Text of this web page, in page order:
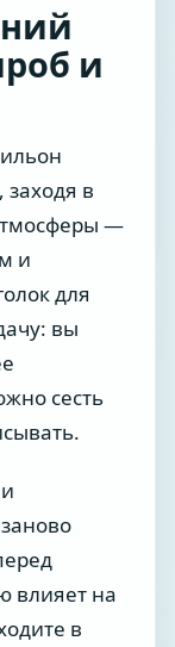
и
заходя в
—
и
для
вы
сесть
влияет на
в